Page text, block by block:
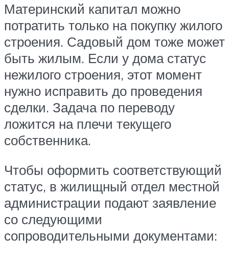
Материнский капитал можно
потратить только на покупку жилого
строения. Садовый дом тоже может
быть жилым. Если у дома статус
нежилого строения, этот момент
нужно исправить до проведения
сделки. Задача по переводу
ложится на плечи текущего
собственника.
Чтобы оформить соответствующий
статус, в жилищный отдел местной
администрации подают заявление
со следующими
сопроводительными документами: